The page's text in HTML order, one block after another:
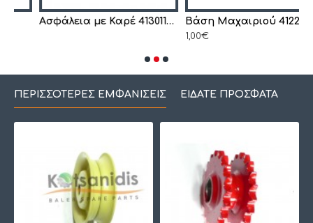
Ασφάλεια με Καρέ 4130119790 Βάση Μαχαιριού 4122504490
ΠΕΡΙΣΣΌΤΕΡΕΣ ΕΜΦΑΝΊΣΕΙΣ ΕΊΔΑΤΕ ΠΡΌΣΦΑΤΑ